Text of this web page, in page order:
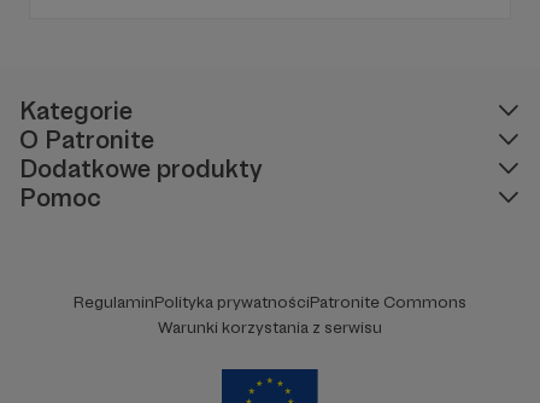
Kategorie
O Patronite
Dodatkowe produkty
Pomoc
RegulaminPolityka prywatnościPatronite Commons
Warunki korzystania z serwisu